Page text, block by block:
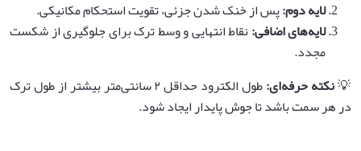
لایه دوم:پس از خنک شدن جزئی، تقویت استحکام مکانیکی.
لایه‌های اضافی:نقاط انتهایی و وسط ترک برای جلوگیری از شکست
مجدد.
💡نکته حرفه‌ای:
طول الکترود حداقل ۲ سانتی‌متر بیشتر از طول ترک
در هر سمت باشد تا جوش پایدار ایجاد شود.